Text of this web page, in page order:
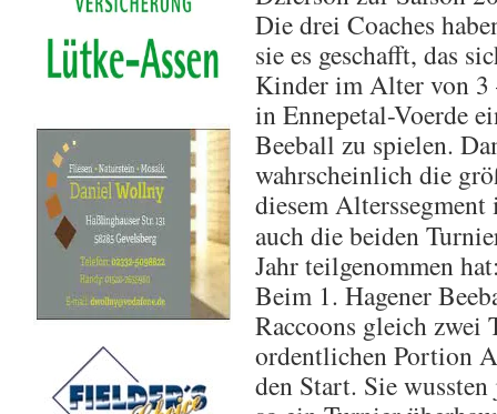
Die drei Coaches
sie es geschafft, das
Kinder im Alter von 3
in Ennepetal-Voerde
Beeball zu spielen.
wahrscheinlich die
diesem
auch die beiden
Jahr teilgenommen
Beim 1. Hagener
Raccoons gleich zwei
ordentlichen Portion
den Start. Sie